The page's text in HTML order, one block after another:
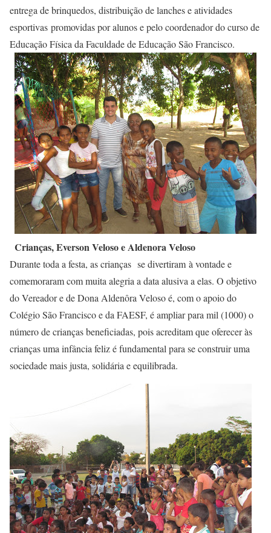
entrega de brinquedos, distribuição de lanches e atividades
esportivas promovidas por alunos e pelo coordenador do curso de
Educação Física da Faculdade de Educação São Francisco.
Crianças, Everson Veloso e Aldenora Veloso
Durante toda a festa, as crianças se divertiram à vontade e
comemoraram com muita alegria a data alusiva a elas. O objetivo
do Vereador e de Dona Aldenôra Veloso é, com o apoio do
Colégio São Francisco e da FAESF, é ampliar para mil (1000) o
número de crianças beneficiadas, pois acreditam que oferecer às
crianças uma infância feliz é fundamental para se construir uma
sociedade mais justa, solidária e equilibrada.